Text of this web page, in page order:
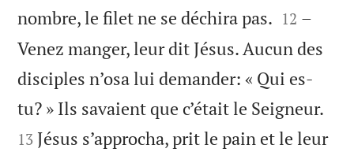
nombre, le filet ne se déchira pas. 

12 –
Venez manger, leur dit Jésus. Aucun des
disciples n’osa lui demander: « Qui es-
tu? » Ils savaient que c’était le Seigneur.
13 Jésus s’approcha, prit le pain et le leur